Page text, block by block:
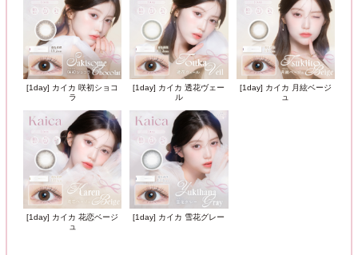
[1day] カイカ 咲初ショコ
ラ
[1day] カイカ 透花ヴェー
ル
[1day] カイカ 月絃ベージ
ュ
[1day] カイカ 花恋ベージ
ュ
[1day] カイカ 雪花グレー